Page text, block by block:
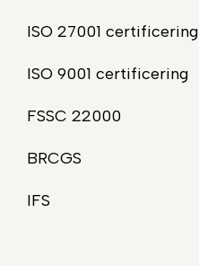
ISO 27001 certificering
ISO 9001 certificering
FSSC 22000
BRCGS
IFS